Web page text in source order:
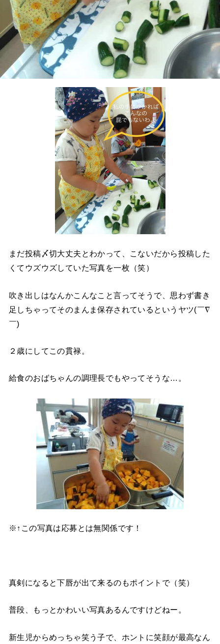
まだ投稿〆切大丈夫とわかって、こないだから投稿した
くてウズウズしていた写真を一枚（笑）
吹き出しはなんかこんなこと言ってそうで、思わず書き
足しちゃってそのまんま保存されているというヤツ(￣∇
￣)
２歳にしてこの貫禄。
給食のおばちゃんの調理長でもやってそうな…。
※↑この写真は応募とは無関係です！
真剣になると下唇が出て来るのもポイントで（笑）
普段、もっとかわいい写真あるんですけどねー。
新生児からめっちゃ笑う子で、ホントに笑顔が最高なん